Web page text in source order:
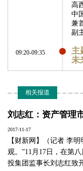
高
中
兼
副
09:20-09:35
主
未
09:35-10:55
圆
管
破
发
相关报道
刘志红：资产管理
2017-11-17
【财新网】（记者 李
观。”11月17日，在第
投集团监事长刘志红致